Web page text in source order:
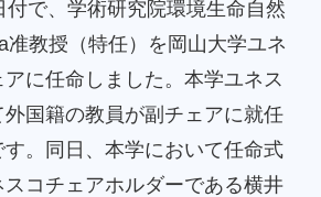
で、学術研究院環境生命自然
准教授（特任）を岡山大学ユネ
に任命しました。本学ユネス
国籍の教員が副チェアに就任
。同日、本学において任命式
コチェアホルダーである横井